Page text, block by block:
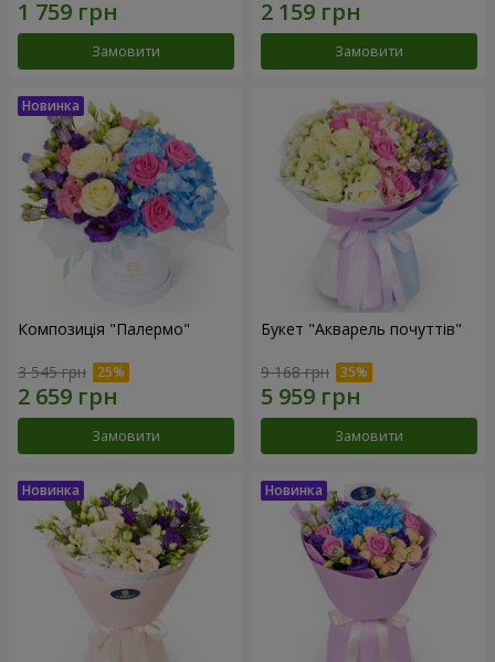
Замовити Замовити
Композиція "Палермо"
3 545 грн
Замовити
Букет "Акварель почуттів"
9 168 грн
Замовити